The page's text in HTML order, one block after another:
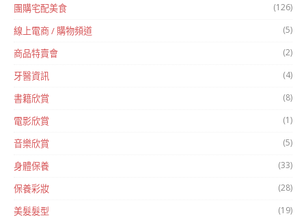
團購宅配美食 (126)
線上電商 / 購物頻道 (5)
商品特賣會 (2)
牙醫資訊 (4)
書籍欣賞 (8)
電影欣賞 (1)
音樂欣賞 (5)
身體保養 (33)
保養彩妝 (28)
美髮髮型 (19)